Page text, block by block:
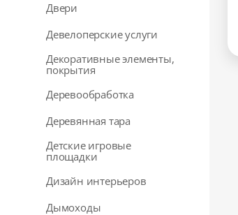
Двери
Девелоперские услуги
Декоративные элементы,
покрытия
Деревообработка
Деревянная тара
Детские игровые
площадки
Дизайн интерьеров
Дымоходы